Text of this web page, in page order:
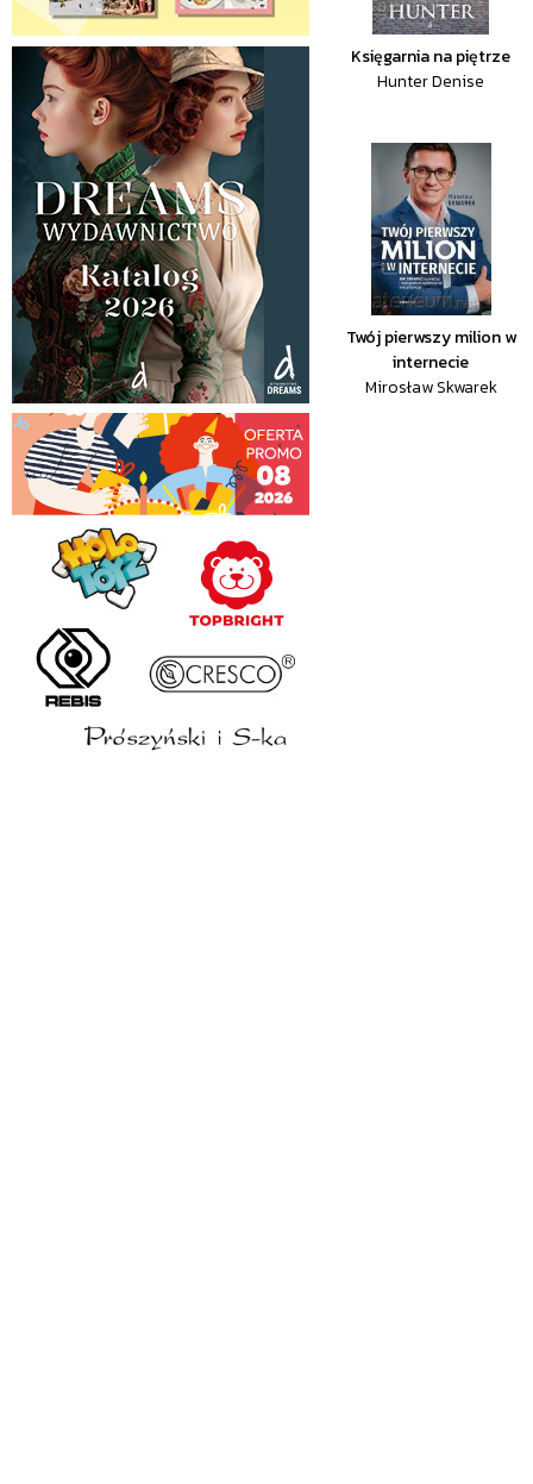
Księgarnia na piętrze
Hunter Denise
Twój pierwszy milion w
internecie
Mirosław Skwarek